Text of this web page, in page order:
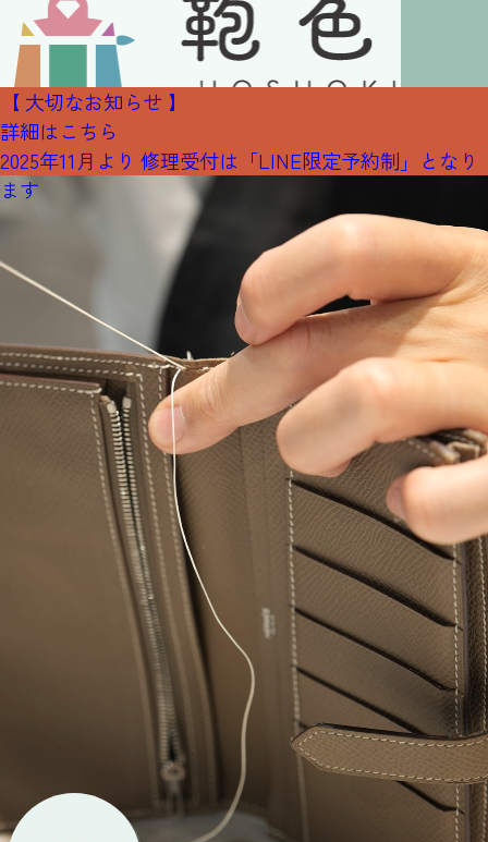
【 大切なお知らせ 】
詳細はこちら
2025年11月より 修理受付は「LINE限定予約制」となり
ます